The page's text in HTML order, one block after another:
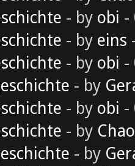
- by obi -
- by eins
- by obi -
- by
- by obi -
- by
- by